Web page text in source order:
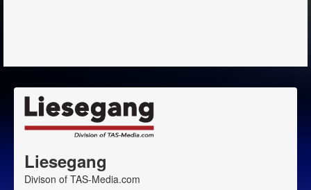
Liesegang
Divison of TAS-Media.com